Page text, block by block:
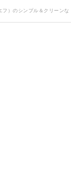
）のシンプル＆クリーンな